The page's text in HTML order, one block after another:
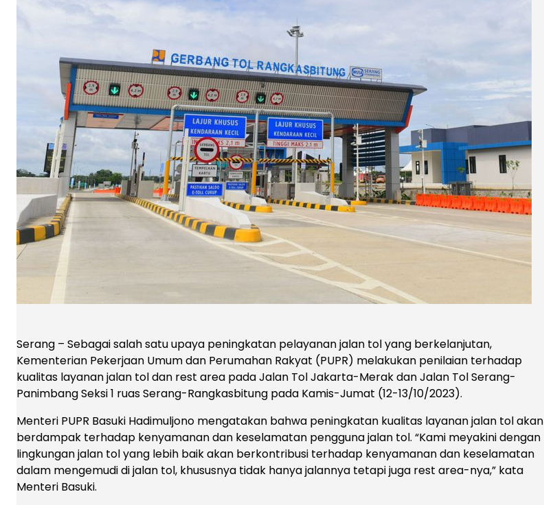
Serang – Sebagai salah satu upaya peningkatan pelayanan jalan tol yang berkelanjutan,
Kementerian Pekerjaan Umum dan Perumahan Rakyat (PUPR) melakukan penilaian terhadap
kualitas layanan jalan tol dan rest area pada Jalan Tol Jakarta-Merak dan Jalan Tol Serang-
Panimbang Seksi 1 ruas Serang-Rangkasbitung pada Kamis-Jumat (12-13/10/2023).
Menteri PUPR Basuki Hadimuljono mengatakan bahwa peningkatan kualitas layanan jalan tol akan
berdampak terhadap kenyamanan dan keselamatan pengguna jalan tol. “Kami meyakini dengan
lingkungan jalan tol yang lebih baik akan berkontribusi terhadap kenyamanan dan keselamatan
dalam mengemudi di jalan tol, khususnya tidak hanya jalannya tetapi juga rest area-nya,” kata
Menteri Basuki.